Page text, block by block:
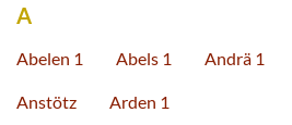
A
Abelen 1 Abels 1 Andrä 1
Anstötz Arden 1